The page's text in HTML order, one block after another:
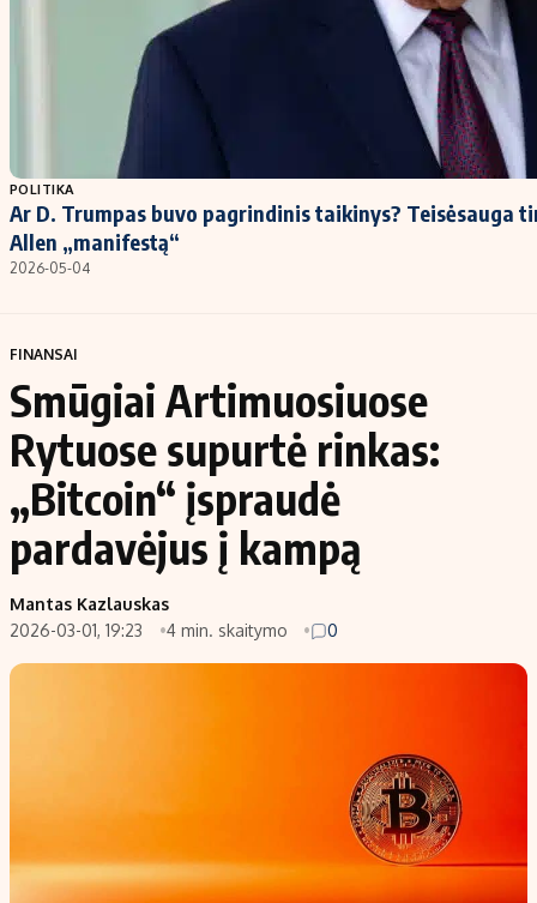
POLITIKA
Ar D. Trumpas buvo pagrindinis taikinys? Teisėsauga
Allen „manifestą“
2026-05-04
FINANSAI
Smūgiai Artimuosiuose
Rytuose supurtė rinkas:
„Bitcoin“ įspraudė
pardavėjus į kampą
Mantas Kazlauskas
2026-03-01, 19:23
4 min. skaitymo 0